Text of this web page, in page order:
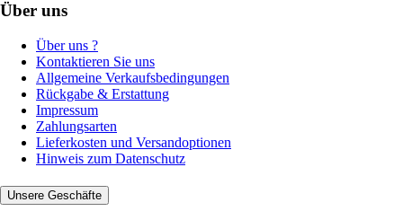
Über uns
Über uns ?
Kontaktieren Sie uns
Allgemeine Verkaufsbedingungen
Rückgabe & Erstattung
Impressum
Zahlungsarten
Lieferkosten und Versandoptionen
Hinweis zum Datenschutz
Unsere Geschäfte